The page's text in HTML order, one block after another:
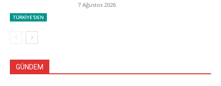
TÜRKİYE'DEN
7 Ağustos 2026
GÜNDEM